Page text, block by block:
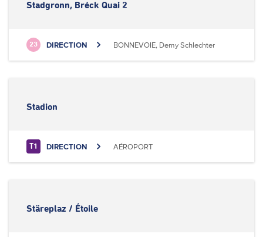
Stadgronn, Bréck Quai 2
23 DIRECTION BONNEVOIE, Demy Schlechter
Stadion
T1 DIRECTION AÉROPORT
Stäreplaz / Étoile